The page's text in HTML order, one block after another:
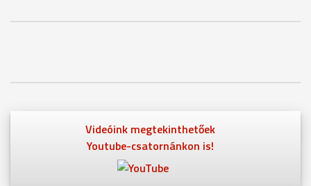
Videóink megtekinthetőek
Youtube-csatornánkon is!